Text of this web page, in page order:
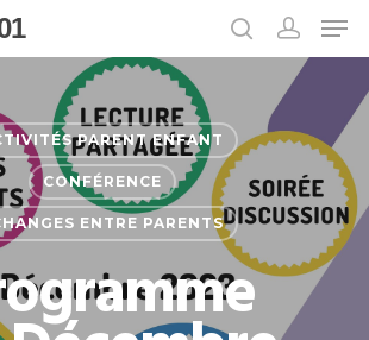
sur Entrée pour rechercher ou
pour fermer
PARENT ENFANT
CONFÉRENCE
ENTRE PARENTS